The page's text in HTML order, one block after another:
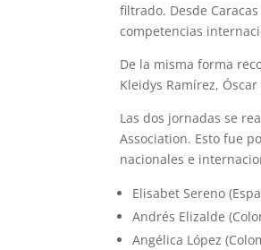
filtrado. Desde
competencias
De la misma forma
Kleidys Ramírez,
Las dos jornadas se
Association. Esto fue
nacionales e
Elisabet Sereno
Andrés Elizalde
Angélica López